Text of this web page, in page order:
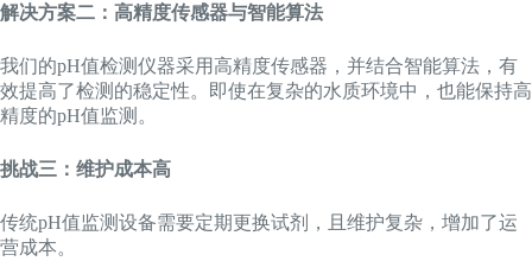
解决方案二：高精度传感器与智能算法
我们的pH值检测仪器采用高精度传感器，并结合智能算法，有
效提高了检测的稳定性。即使在复杂的水质环境中，也能保持高
精度的pH值监测。
挑战三：维护成本高
传统pH值监测设备需要定期更换试剂，且维护复杂，增加了运
营成本。